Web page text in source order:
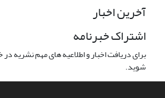
آخرین اخبار
اشتراک خبرنامه
برای دریافت اخبار و اطلاعیه های مهم نشریه
شوید.